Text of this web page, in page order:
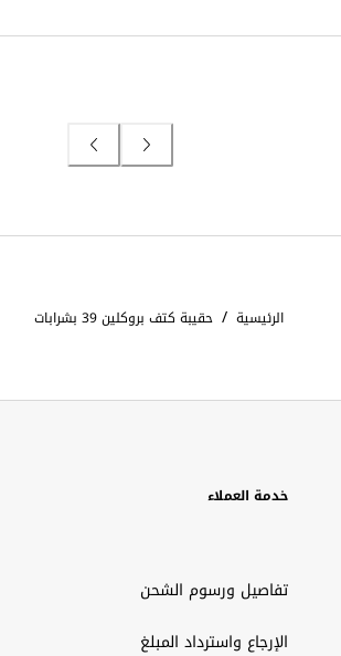
الرئيسية / حقيبة كتف بروكلين 39 بشرابات
خدمة العملاء
تفاصيل ورسوم الشحن
الإرجاع واسترداد المبلغ